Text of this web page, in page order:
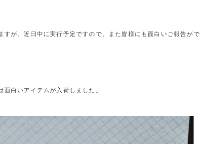
が、近日中に実行予定ですので、また皆様にも面白いご報告がで
白いアイテムが入荷しました。